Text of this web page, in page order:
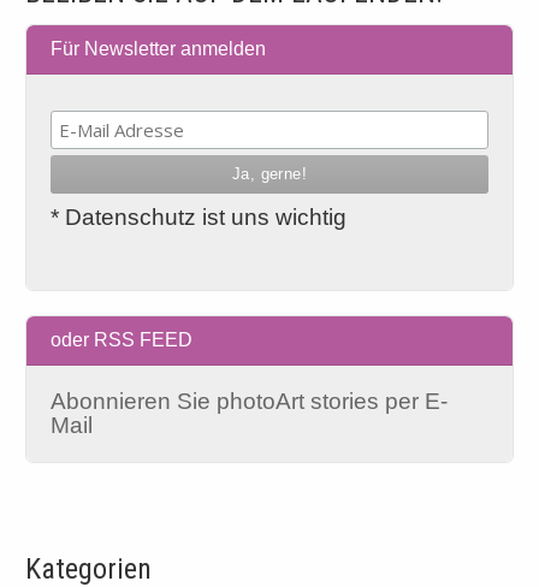
Für Newsletter anmelden
* Datenschutz ist uns wichtig
oder RSS FEED
Abonnieren Sie photoArt stories per E-
Mail
Kategorien